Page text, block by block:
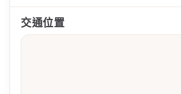
交通位置